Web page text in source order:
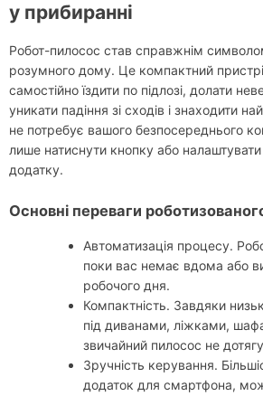
у прибиранні
Робот-пилосос став справжнім
розумного дому. Це компактний
самостійно їздити по підлозі, долати
уникати падіння зі сходів і знаходити
не потребує вашого безпосереднього
лише натиснути кнопку або
додатку.
Основні переваги
Автоматизація процесу.
поки вас немає вдома або
робочого дня.
Компактність. Завдяки
під диванами, ліжками,
звичайний пилосос не
Зручність керування.
додаток для смартфона,